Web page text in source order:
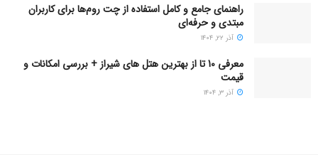
راهنمای جامع و کامل استفاده از چت روم‌ها برای کاربران
مبتدی و حرفه‌ای
آذر ۲۲, ۱۴۰۴
معرفی 10 تا از بهترین هتل های شیراز + بررسی امکانات و
قیمت
آذر ۳, ۱۴۰۴